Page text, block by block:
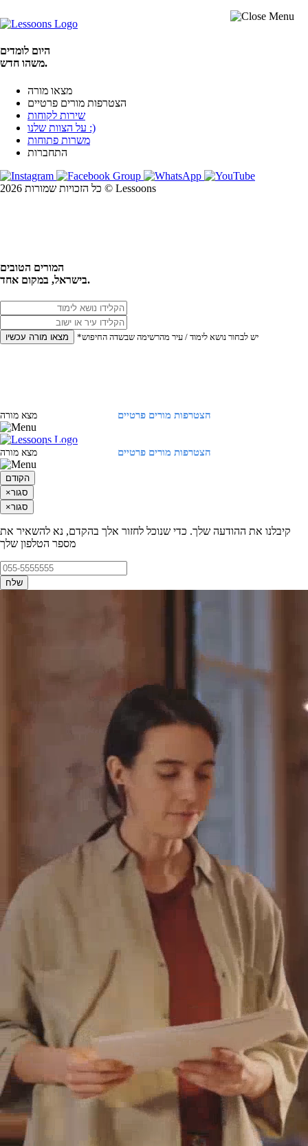
היום לומדים
משהו חדש.
מצאו מורה
הצטרפות מורים פרטיים
שירות לקוחות
על הצוות שלנו :)
משרות פתוחות
התחברות
כל הזכויות שמורות 2026 © Lessoons
המורים הטובים
בישראל, במקום אחד.
מצאו מורה עכשיו *יש לבחור נושא לימוד / עיר מהרשימה שבשדה החיפוש
הצטרפות מורים פרטיים מצא מורה
הצטרפות מורים פרטיים מצא מורה
הקודם
×סגור
×סגור
קיבלנו את ההודעה שלך. כדי שנוכל לחזור אלך בהקדם, נא להשאיר את
מספר הטלפון שלך
שלח